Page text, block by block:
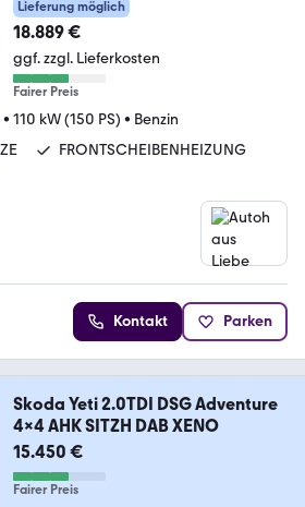
Lieferung möglich
18.889 €
ggf. zzgl. Lieferkosten
Fairer Preis
• 110 kW (150 PS) • Benzin
FRONTSCHEIBENHEIZUNG
Kontakt Parken
Skoda Yeti 2.0TDI DSG Adventure
4x4 AHK SITZH DAB XENO
15.450 €
Fairer Preis